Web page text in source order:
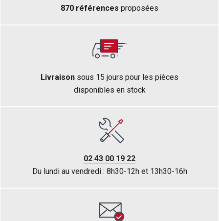
870 références proposées
Livraison sous 15 jours pour les pièces
disponibles en stock
02 43 00 19 22
Du lundi au vendredi : 8h30-12h et 13h30-16h